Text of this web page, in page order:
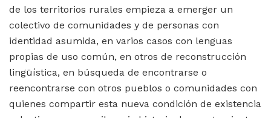
de los territorios rurales empieza a emerger un
colectivo de comunidades y de personas con
identidad asumida, en varios casos con lenguas
propias de uso común, en otros de reconstrucción
lingüística, en búsqueda de encontrarse o
reencontrarse con otros pueblos o comunidades con
quienes compartir esta nueva condición de existencia